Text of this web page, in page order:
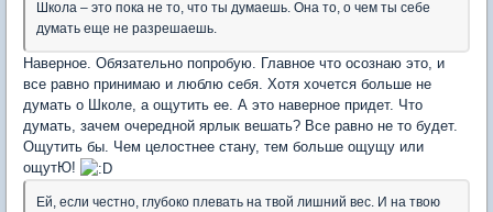
Школа – это пока не то, что ты думаешь. Она то, о чем ты себе
думать еще не разрешаешь.
Наверное. Обязательно попробую. Главное что осознаю это, и
все равно принимаю и люблю себя. Хотя хочется больше не
думать о Школе, а ощутить ее. А это наверное придет. Что
думать, зачем очередной ярлык вешать? Все равно не то будет.
Ощутить бы. Чем целостнее стану, тем больше ощущу или
ощутЮ!
Ей, если честно, глубоко плевать на твой лишний вес. И на твою